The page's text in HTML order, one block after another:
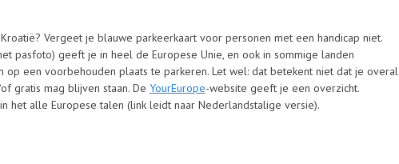
Vergeet je blauwe parkeerkaart voor personen met een handicap niet.
pasfoto) geeft je in heel de Europese Unie, en ook in sommige landen
op een voorbehouden plaats te parkeren. Let wel: dat betekent niet dat je overal
gratis mag blijven staan. De YourEurope-website geeft je een overzicht.
het alle Europese talen (link leidt naar Nederlandstalige versie).